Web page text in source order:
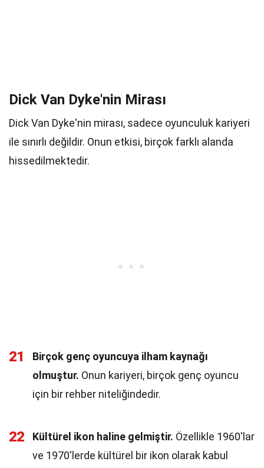
Dick Van Dyke'nin Mirası
Dick Van Dyke'nin mirası, sadece oyunculuk kariyeri
ile sınırlı değildir. Onun etkisi, birçok farklı alanda
hissedilmektedir.
21
Birçok genç oyuncuya ilham kaynağı
olmuştur. Onun kariyeri, birçok genç oyuncu
için bir rehber niteliğindedir.
22 Kültürel ikon haline gelmiştir. Özellikle 1960'lar
ve 1970'lerde kültürel bir ikon olarak kabul